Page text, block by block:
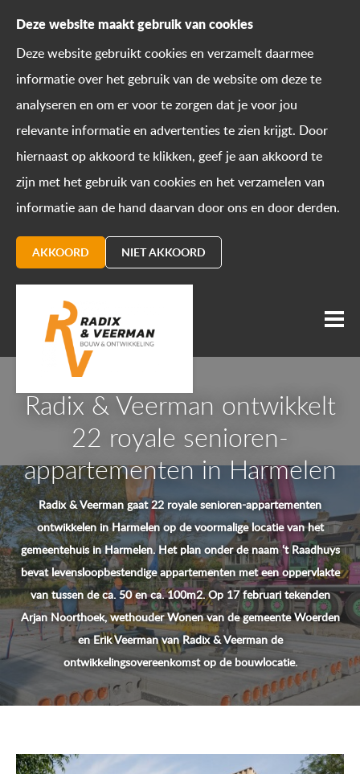
Deze website maakt gebruik van cookies
Deze website gebruikt cookies en verzamelt daarmee
informatie over het gebruik van de website om deze te
analyseren en om er voor te zorgen dat je voor jou
relevante informatie en advertenties te zien krijgt. Door
hiernaast op akkoord te klikken, geef je aan akkoord te
zijn met het gebruik van cookies en het verzamelen van
informatie aan de hand daarvan door ons en door derden.
AKKOORD NIET AKKOORD
Radix & Veerman ontwikkelt
22 royale senioren-
appartementen in Harmelen
Radix & Veerman gaat 22 royale senioren-appartementen
ontwikkelen in Harmelen op de voormalige locatie van het
gemeentehuis in Harmelen. Het plan onder de naam ‘t Raadhuys
bevat levensloopbestendige appartementen met een oppervlakte
van tussen de ca. 50 en ca. 100m2. Op 17 februari tekenden
Arjan Noorthoek, wethouder Wonen van de gemeente Woerden
en Erik Veerman van Radix & Veerman de
ontwikkelingsovereenkomst op de bouwlocatie.